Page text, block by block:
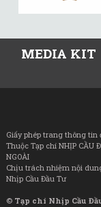
MEDIA KIT
Giấy phép trang thông tin
Thuộc Tạp chí NHỊP CẦU
NGOÀI
Chịu trách nhiệm nội
Nhịp Cầu Đầu Tư
© Tạp chí Nhịp Cầu